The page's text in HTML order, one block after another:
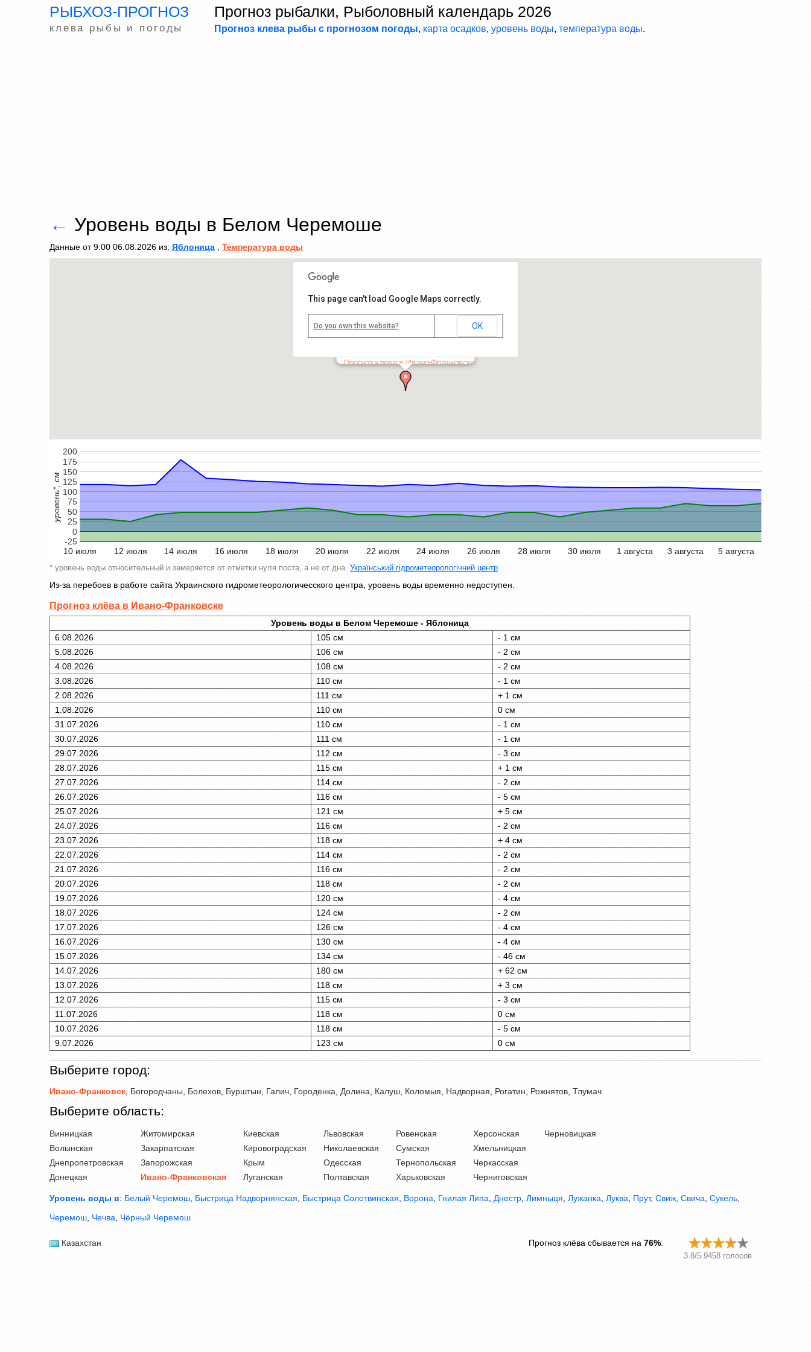
РЫБХОЗ-ПРОГНОЗ
клева рыбы и погоды
Прогноз рыбалки, Рыболовный календарь 2026
Прогноз клева рыбы с прогнозом погоды, карта осадков, уровень воды, температура воды.
← Уровень воды в Белом Черемоше
Данные от 9:00 06.08.2026 из: Яблоница Температура воды
Белый Черемош, Яблоница
06.08.2026:105 см
05.08.2026:106 см
Прогноз клёва в Ивано-Франковске
This page can't load Google Maps correctly.
Do you own this website? OK
10 июля 12 июля 14 июля 16 июля 18 июля 20 июля 22 июля 24 июля 26 июля 28 июля 30 июля 1 августа 3 августа 5 августа
-25
0
25
50
75
100
125
150
175
200
уровень*, см
* уровень воды относительный и замеряется от отметки нуля поста, а не от дна. Український гідрометеорологічний центр.
Из-за перебоев в работе сайта Украинского гидрометеорологичесского центра, уровень воды временно недоступен.
Прогноз клёва в Ивано-Франковске
Уровень воды в Белом Черемоше - Яблоница
6.08.2026
105 см
- 1 см
5.08.2026
106 см
- 2 см
4.08.2026
108 см
- 2 см
3.08.2026
110 см
- 1 см
2.08.2026
111 см
+ 1 см
1.08.2026
110 см
0 см
31.07.2026
110 см
- 1 см
30.07.2026
111 см
- 1 см
29.07.2026
112 см
- 3 см
28.07.2026
115 см
+ 1 см
27.07.2026
114 см
- 2 см
26.07.2026
116 см
- 5 см
25.07.2026
121 см
+ 5 см
24.07.2026
116 см
- 2 см
23.07.2026
118 см
+ 4 см
22.07.2026
114 см
- 2 см
21.07.2026
116 см
- 2 см
20.07.2026
118 см
- 2 см
19.07.2026
120 см
- 4 см
18.07.2026
124 см
- 2 см
17.07.2026
126 см
- 4 см
16.07.2026
130 см
- 4 см
15.07.2026
134 см
- 46 см
14.07.2026
180 см
+ 62 см
13.07.2026
118 см
+ 3 см
12.07.2026
115 см
- 3 см
11.07.2026
118 см
0 см
10.07.2026
118 см
- 5 см
9.07.2026
123 см 0 см
Выберите город:
Ивано-Франковск, Богородчаны, Болехов, Бурштын, Галич, Городенка, Долина, Калуш, Коломыя, Надворная, Рогатин, Рожнятов, Тлумач
Выберите область:
Винницкая
Волынская
Днепропетровская
Донецкая
Житомирская
Закарпатская
Запорожская
Ивано-Франковская
Киевская
Кировоградская
Крым
Луганская
Львовская
Николаевская
Одесская
Полтавская
Ровенская
Сумская
Тернопольская
Харьковская
Херсонская
Хмельницкая
Черкасская
Черниговская
Черновицкая
Уровень воды в: Белый Черемош, Быстрица Надворнянская, Быстрица Солотвинская, Ворона, Гнилая Липа, Днестр, Лимныця, Лужанка, Луква, Прут, Свиж, Свича, Сукель,
Черемош, Чечва, Чёрный Черемош
Казахстан Прогноз клёва сбывается на 76%:
3.8/5 9458 голосов